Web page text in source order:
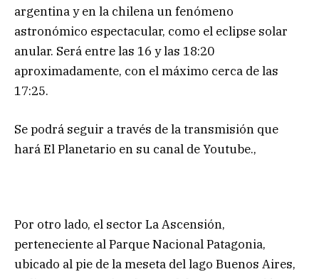
argentina y en la chilena un fenómeno
astronómico espectacular, como el eclipse solar
anular. Será entre las 16 y las 18:20
aproximadamente, con el máximo cerca de las
17:25.
Se podrá seguir a través de la transmisión que
hará El Planetario en su canal de Youtube.,
Por otro lado, el sector La Ascensión,
perteneciente al Parque Nacional Patagonia,
ubicado al pie de la meseta del lago Buenos Aires,